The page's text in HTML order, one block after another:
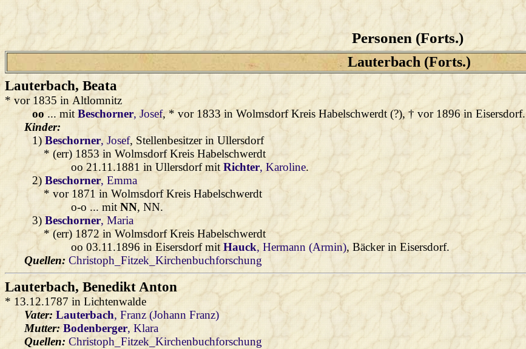
Personen (Forts.)
Lauterbach (Forts.)
Lauterbach, Beata
* vor 1835 in Altlomnitz
oo... mitBeschorner, Josef, * vor 1833 in Wolmsdorf Kreis Habelschwerdt (?), † vor 1896 in Eisersdorf.
Kinder:
1)Beschorner, Josef, Stellenbesitzer in Ullersdorf
* (err) 1853 in Wolmsdorf Kreis Habelschwerdt
oo 21.11.1881 in Ullersdorf mitRichter, Karoline.
2)Beschorner, Emma
* vor 1871 in Wolmsdorf Kreis Habelschwerdt
o-o ... mitNN, NN.
3)Beschorner, Maria
* (err) 1872 in Wolmsdorf Kreis Habelschwerdt
oo 03.11.1896 in Eisersdorf mitHauck, Hermann (Armin), Bäcker in Eisersdorf.
Quellen: Christoph_Fitzek_Kirchenbuchforschung
Lauterbach, Benedikt Anton
* 13.12.1787 in Lichtenwalde
Vater: Lauterbach, Franz (Johann Franz)
Mutter:Bodenberger, Klara
Quellen: Christoph_Fitzek_Kirchenbuchforschung